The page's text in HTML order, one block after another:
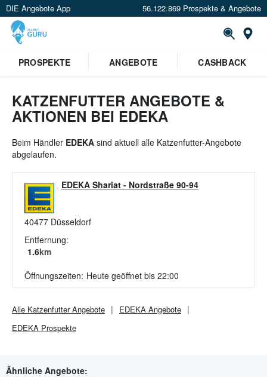
DIE Angebote App 56.122.869 Prospekte & Angebote
Standort festlegen
PROSPEKTE ANGEBOTE CASHBACK
KATZENFUTTER ANGEBOTE &
AKTIONEN BEI EDEKA
Beim Händler EDEKA sind aktuell alle Katzenfutter-Angebote
abgelaufen.
EDEKA Shariat - Nordstraße 90-94
40477 Düsseldorf
Entfernung:
1.6km
Öffnungszeiten: Heute geöffnet bis 22:00
Alle KatzenfutterAngebote EDEKA Angebote
EDEKA Prospekte
Ähnliche Angebote: